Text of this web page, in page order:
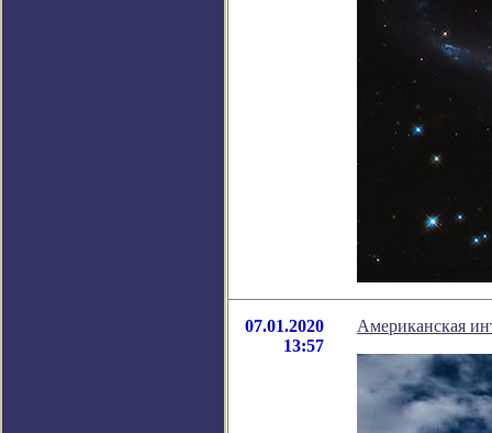
07.01.2020
13:57
Американская